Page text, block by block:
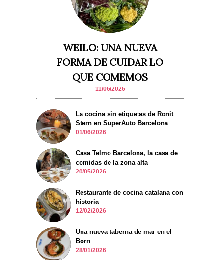
WEILO: UNA NUEVA
FORMA DE CUIDAR LO
QUE COMEMOS
11/06/2026
La cocina sin etiquetas de Ronit
Stern en SuperAuto Barcelona
01/06/2026
Casa Telmo Barcelona, la casa de
comidas de la zona alta
20/05/2026
Restaurante de cocina catalana con
historia
12/02/2026
Una nueva taberna de mar en el
Born
28/01/2026